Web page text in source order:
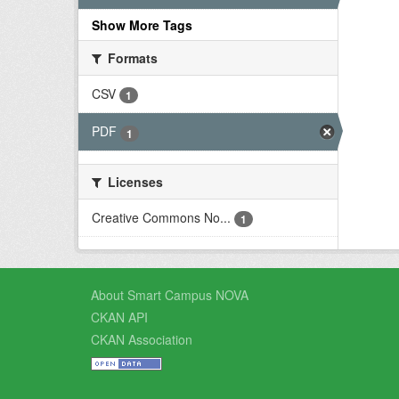
Show More Tags
Formats
CSV
1
PDF 1
Licenses
Creative Commons No...
1
About Smart Campus NOVA
CKAN API
CKAN Association